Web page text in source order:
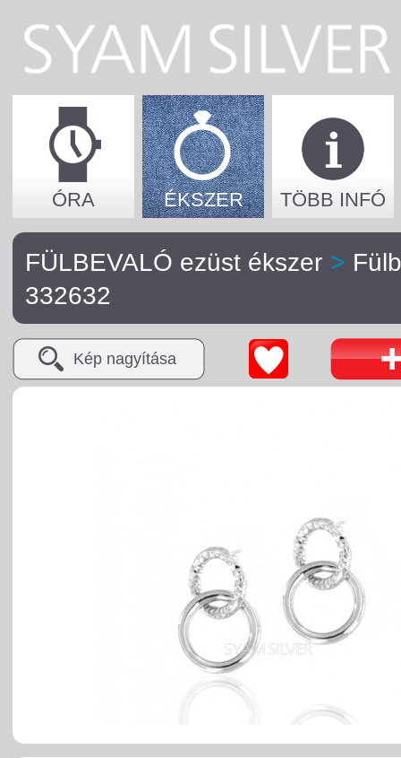
ÓRA ÉKSZER TÖBB INFÓ
FÜLBEVALÓ ezüst ékszer >
332632
Kép nagyítása